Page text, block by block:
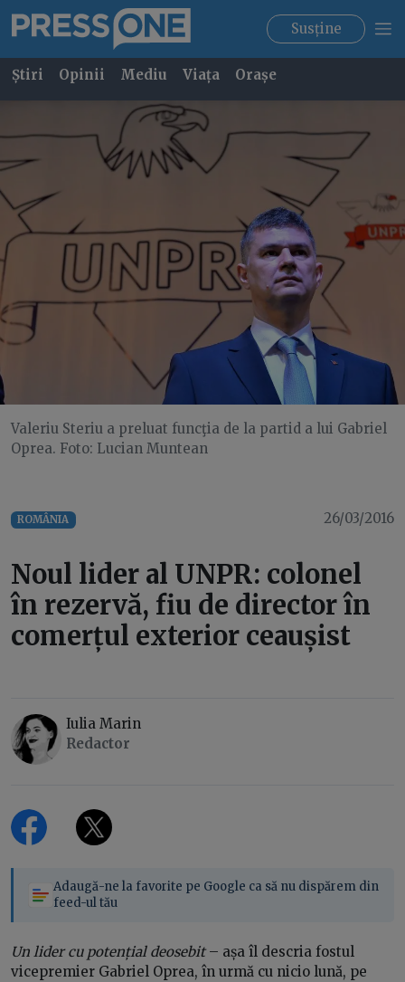
Susține
Știri Opinii Mediu Viața Orașe
Valeriu Steriu a preluat funcţia de la partid a lui Gabriel
Oprea. Foto: Lucian Muntean
ROMÂNIA 26/03/2016
Noul lider al UNPR: colonel
în rezervă, fiu de director în
comerțul exterior ceaușist
Iulia Marin
Redactor
Adaugă-ne la favorite pe Google ca să nu dispărem din
feed-ul tău
Un lider cu potențial deosebit– așa îl descria fostul
vicepremier Gabriel Oprea, în urmă cu nicio lună, pe